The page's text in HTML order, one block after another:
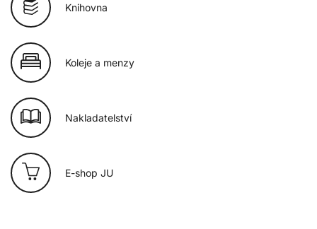
Knihovna
Koleje a menzy
Nakladatelství
E-shop JU